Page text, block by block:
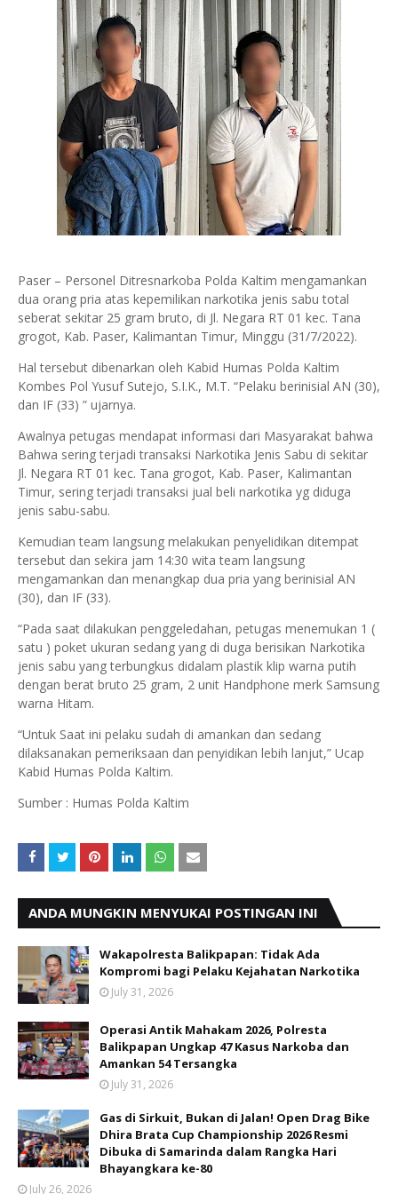
Paser – Personel Ditresnarkoba Polda Kaltim mengamankan
dua orang pria atas kepemilikan narkotika jenis sabu total
seberat sekitar 25 gram bruto, di Jl. Negara RT 01 kec. Tana
grogot, Kab. Paser, Kalimantan Timur, Minggu (31/7/2022).
Hal tersebut dibenarkan oleh Kabid Humas Polda Kaltim
Kombes Pol Yusuf Sutejo, S.I.K., M.T. “Pelaku berinisial AN (30),
dan IF (33) ” ujarnya.
Awalnya petugas mendapat informasi dari Masyarakat bahwa
Bahwa sering terjadi transaksi Narkotika Jenis Sabu di sekitar
Jl. Negara RT 01 kec. Tana grogot, Kab. Paser, Kalimantan
Timur, sering terjadi transaksi jual beli narkotika yg diduga
jenis sabu-sabu.
Kemudian team langsung melakukan penyelidikan ditempat
tersebut dan sekira jam 14:30 wita team langsung
mengamankan dan menangkap dua pria yang berinisial AN
(30), dan IF (33).
“Pada saat dilakukan penggeledahan, petugas menemukan 1 (
satu ) poket ukuran sedang yang di duga berisikan Narkotika
jenis sabu yang terbungkus didalam plastik klip warna putih
dengan berat bruto 25 gram, 2 unit Handphone merk Samsung
warna Hitam.
“Untuk Saat ini pelaku sudah di amankan dan sedang
dilaksanakan pemeriksaan dan penyidikan lebih lanjut,” Ucap
Kabid Humas Polda Kaltim.
Sumber : Humas Polda Kaltim
ANDA MUNGKIN MENYUKAI POSTINGAN INI
Wakapolresta Balikpapan: Tidak Ada
Kompromi bagi Pelaku Kejahatan Narkotika
July 31, 2026
Operasi Antik Mahakam 2026, Polresta
Balikpapan Ungkap 47 Kasus Narkoba dan
Amankan 54 Tersangka
July 31, 2026
Gas di Sirkuit, Bukan di Jalan! Open Drag Bike
Dhira Brata Cup Championship 2026 Resmi
Dibuka di Samarinda dalam Rangka Hari
Bhayangkara ke-80
July 26, 2026